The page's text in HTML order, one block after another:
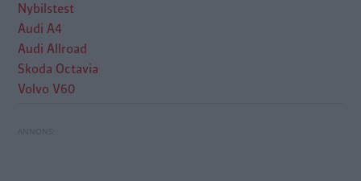
Nybilstest
Audi A4
Audi Allroad
Skoda Octavia
Volvo V60